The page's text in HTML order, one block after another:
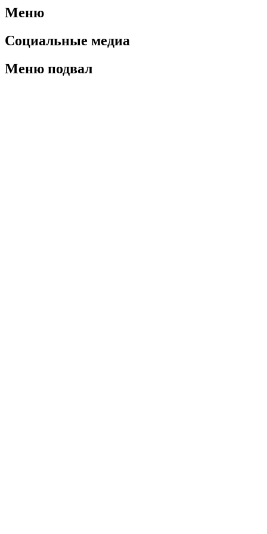
Меню
Социальные медиа
Меню подвал